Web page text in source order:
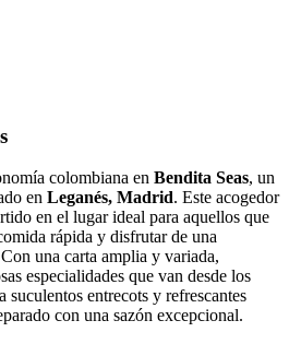
colombiana en Bendita Seas, un
en Leganés, Madrid. Este acogedor
en el lugar ideal para aquellos que
rápida y disfrutar de una
una carta amplia y variada,
especialidades que van desde los
suculentos entrecots y refrescantes
con una sazón excepcional.